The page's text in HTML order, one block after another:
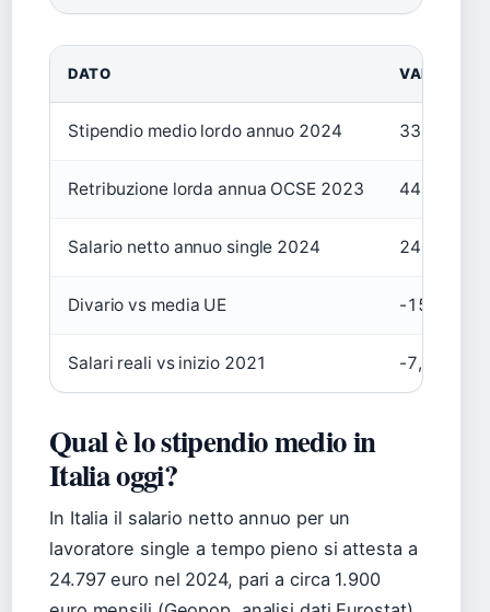
DATO VALORE
Stipendio medio lordo annuo 2024 33.148
Retribuzione lorda annua OCSE 2023 44.893
Salario netto annuo single 2024 24.797
Divario vs media UE -15%
Salari reali vs inizio 2021 -7,5%
Qual è lo stipendio medio in
Italia oggi?
In Italia il salario netto annuo per un
lavoratore single a tempo pieno si attesta a
24.797 euro nel 2024, pari a circa 1.900